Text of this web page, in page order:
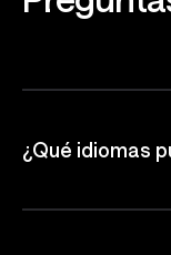
¿Qué idiomas